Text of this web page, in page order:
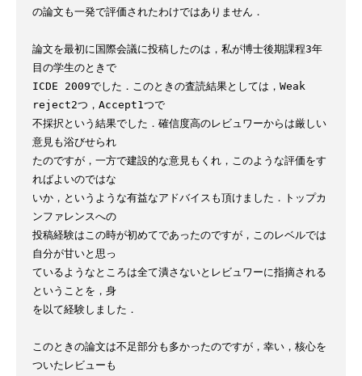
の論文も一発で評価されたわけではありません．
論文を最初に国際会議に投稿したのは，私が博士後期課程3年
目の学生のときで
ICDE 2009でした．このときの査読結果としては，Weak
reject2つ，Accept1つで
不採択という結果でした．確信度高のレビュワーからは厳しい
意見も浴びせられ
たのですが，一方で建設的な意見もくれ，このような評価をす
ればよいのではな
いか，というような有益なアドバイスも頂けました．トップカ
ンファレンスへの
投稿経験はこの時が初めてであったのですが，このレベルでは
自分が甘いと思っ
ているようなところは全て潰さないとレビュワーに指摘される
ということを，身
を以て経験しました．
このときの論文は不足部分も多かったのですが，幸い，核心を
ついたレビューも